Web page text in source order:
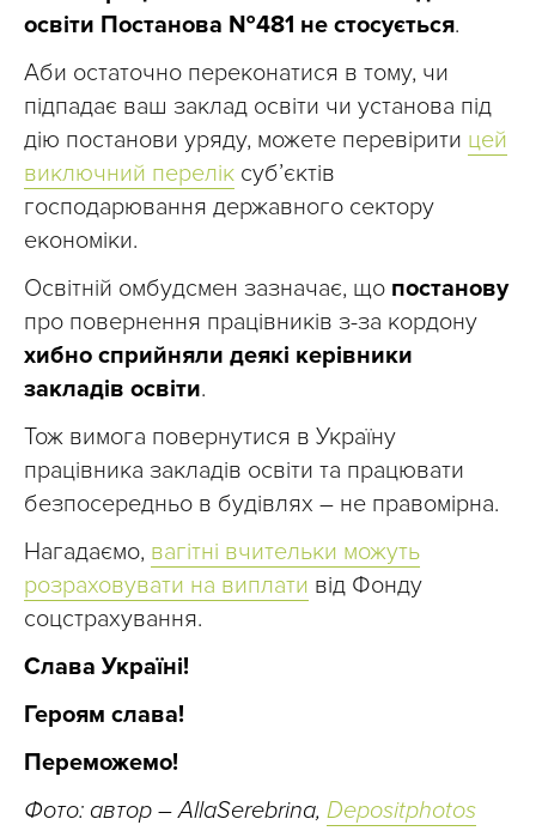
освіти Постанова №481 не стосується.
Аби остаточно переконатися в тому, чи
підпадає ваш заклад освіти чи установа під
дію постанови уряду, можете перевірити цей
виключний перелік субʼєктів
господарювання державного сектору
економіки.
Освітній омбудсмен зазначає, що постанову
про повернення працівників з-за кордону
хибно сприйняли деякі керівники
закладів освіти.
Тож вимога повернутися в Україну
працівника закладів освіти та працювати
безпосередньо в будівлях – не правомірна.
Нагадаємо, вагітні вчительки можуть
розраховувати на виплати від Фонду
соцстрахування.
Слава Україні!
Героям слава!
Переможемо!
Фото: автор – AllaSerebrina, Depositphotos